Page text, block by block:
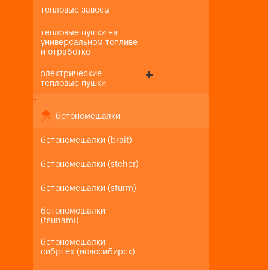
тепловые завесы
тепловые пушки на
универсальном топливе
и отработке
электрические
тепловые пушки
+-
бетономешалки
бетономешалки (brait)
бетономешалки (steher)
бетономешалки (sturm)
бетономешалки
(tsunami)
бетономешалки
сибртех (новосибирск)